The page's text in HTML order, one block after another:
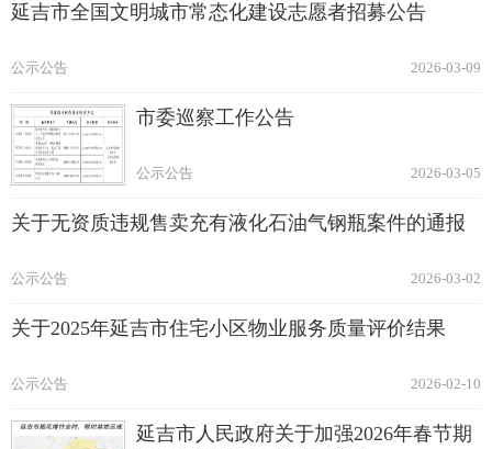
延吉市全国文明城市常态化建设志愿者招募公告
2026-03-09
公示公告
市委巡察工作公告
2026-03-05
公示公告
关于无资质违规售卖充有液化石油气钢瓶案件的通报
2026-03-02
公示公告
关于2025年延吉市住宅小区物业服务质量评价结果
2026-02-10
公示公告
延吉市人民政府关于加强2026年春节期